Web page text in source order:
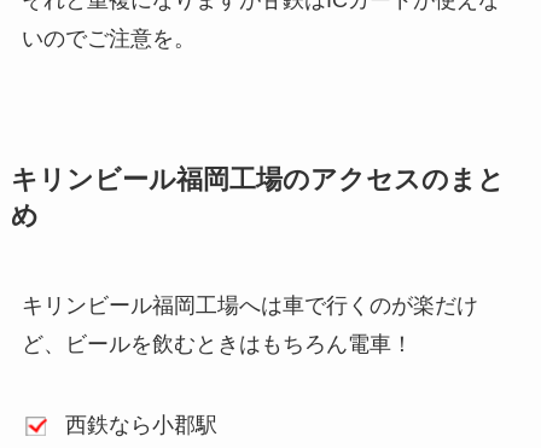
いのでご注意を。
キリンビール福岡工場のアクセスのまと
め
キリンビール福岡工場へは車で行くのが楽だけ
ど、ビールを飲むときはもちろん電車！
西鉄なら小郡駅